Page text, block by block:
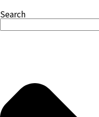
Search